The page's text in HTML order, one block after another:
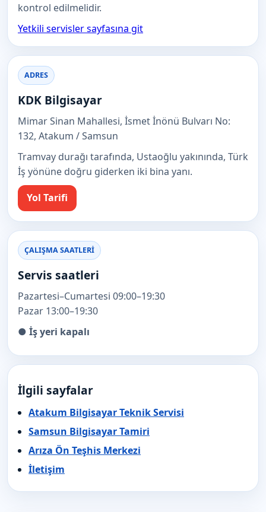
kontrol edilmelidir.
Yetkili servisler sayfasına git
ADRES
KDK Bilgisayar
Mimar Sinan Mahallesi, İsmet İnönü Bulvarı No:
132, Atakum / Samsun
Tramvay durağı tarafında, Ustaoğlu yakınında, Türk
İş yönüne doğru giderken iki bina yanı.
Yol Tarifi
ÇALIŞMA SAATLERI
Servis saatleri
Pazartesi–Cumartesi 09:00–19:30
Pazar 13:00–19:30
● İş yeri kapalı
İlgili sayfalar
Atakum Bilgisayar Teknik Servisi
Samsun Bilgisayar Tamiri
Arıza Ön Teşhis Merkezi
İletişim